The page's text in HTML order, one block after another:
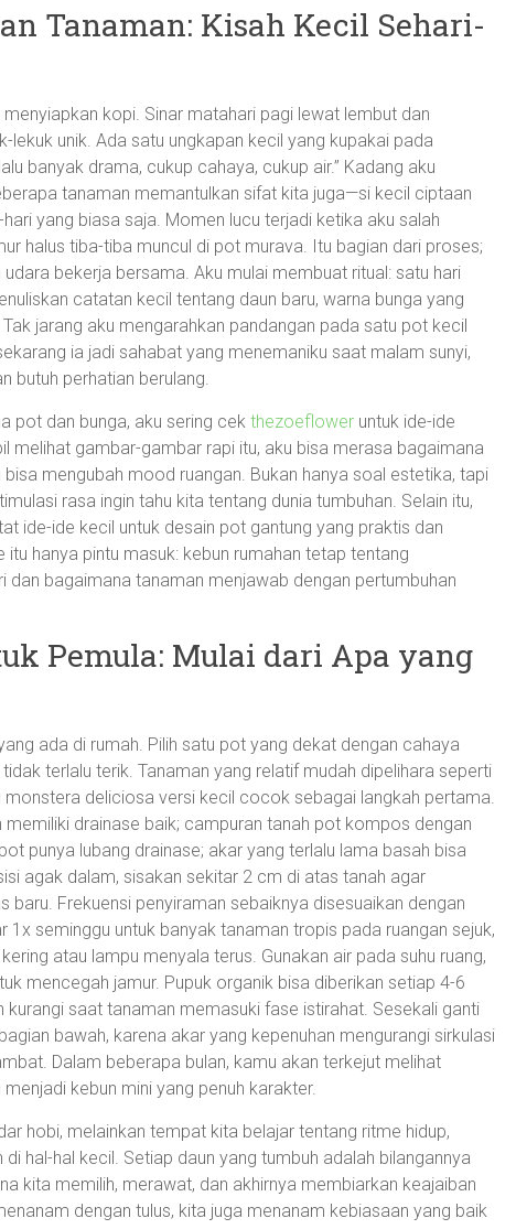
Tanaman: Kisah Kecil Sehari-
kopi. Sinar matahari pagi lewat lembut dan
unik. Ada satu ungkapan kecil yang kupakai pada
banyak drama, cukup cahaya, cukup air.” Kadang aku
tanaman memantulkan sifat kita juga—si kecil ciptaan
yang biasa saja. Momen lucu terjadi ketika aku salah
halus tiba-tiba muncul di pot murava. Itu bagian dari proses;
bekerja bersama. Aku mulai membuat ritual: satu hari
catatan kecil tentang daun baru, warna bunga yang
jarang aku mengarahkan pandangan pada satu pot kecil
ia jadi sahabat yang menemaniku saat malam sunyi,
butuh perhatian berulang.
pot dan bunga, aku sering cek thezoeflower untuk ide-ide
melihat gambar-gambar rapi itu, aku bisa merasa bagaimana
mengubah mood ruangan. Bukan hanya soal estetika, tapi
rasa ingin tahu kita tentang dunia tumbuhan. Selain itu,
ide-ide kecil untuk desain pot gantung yang praktis dan
hanya pintu masuk: kebun rumahan tetap tentang
bagaimana tanaman menjawab dengan pertumbuhan
Pemula: Mulai dari Apa yang
ada di rumah. Pilih satu pot yang dekat dengan cahaya
terlalu terik. Tanaman yang relatif mudah dipelihara seperti
deliciosa versi kecil cocok sebagai langkah pertama.
memiliki drainase baik; campuran tanah pot kompos dengan
punya lubang drainase; akar yang terlalu lama basah bisa
agak dalam, sisakan sekitar 2 cm di atas tanah agar
baru. Frekuensi penyiraman sebaiknya disesuaikan dengan
1x seminggu untuk banyak tanaman tropis pada ruangan sejuk,
atau lampu menyala terus. Gunakan air pada suhu ruang,
mencegah jamur. Pupuk organik bisa diberikan setiap 4-6
saat tanaman memasuki fase istirahat. Sesekali ganti
bawah, karena akar yang kepenuhan mengurangi sirkulasi
Dalam beberapa bulan, kamu akan terkejut melihat
kebun mini yang penuh karakter.
hobi, melainkan tempat kita belajar tentang ritme hidup,
hal-hal kecil. Setiap daun yang tumbuh adalah bilangannya
kita memilih, merawat, dan akhirnya membiarkan keajaiban
dengan tulus, kita juga menanam kebiasaan yang baik